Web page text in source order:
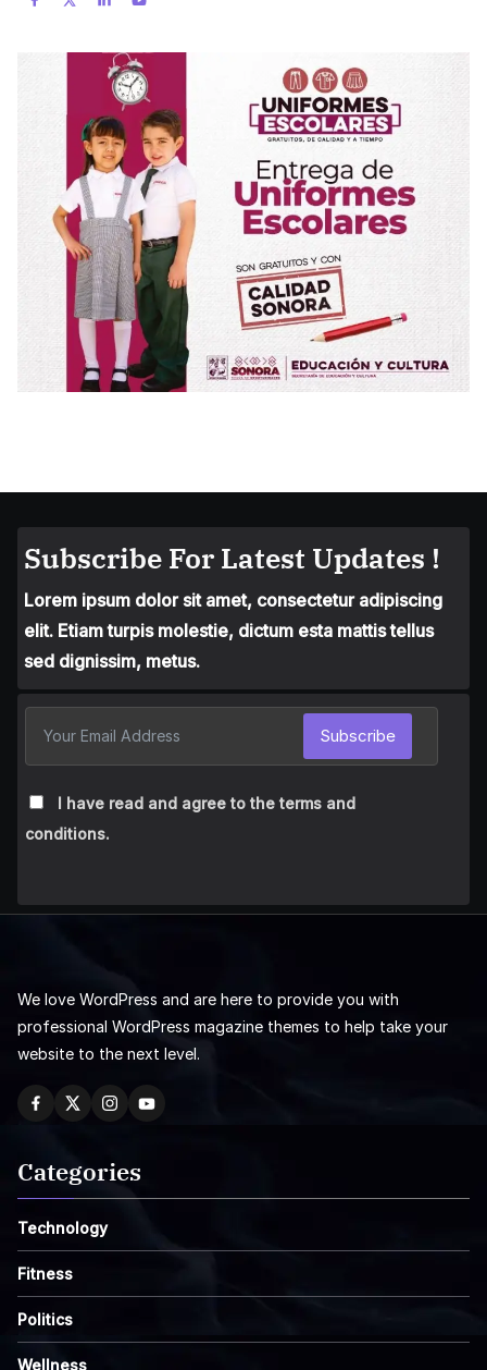
Subscribe For Latest Updates !
Lorem ipsum dolor sit amet, consectetur adipiscing
elit. Etiam turpis molestie, dictum esta mattis tellus
sed dignissim, metus.
I have read and agree to the terms and
conditions.
Subscribe
We love WordPress and are here to provide you with
professional WordPress magazine themes to help take your
website to the next level.
Categories
Technology
Fitness
Politics
Wellness